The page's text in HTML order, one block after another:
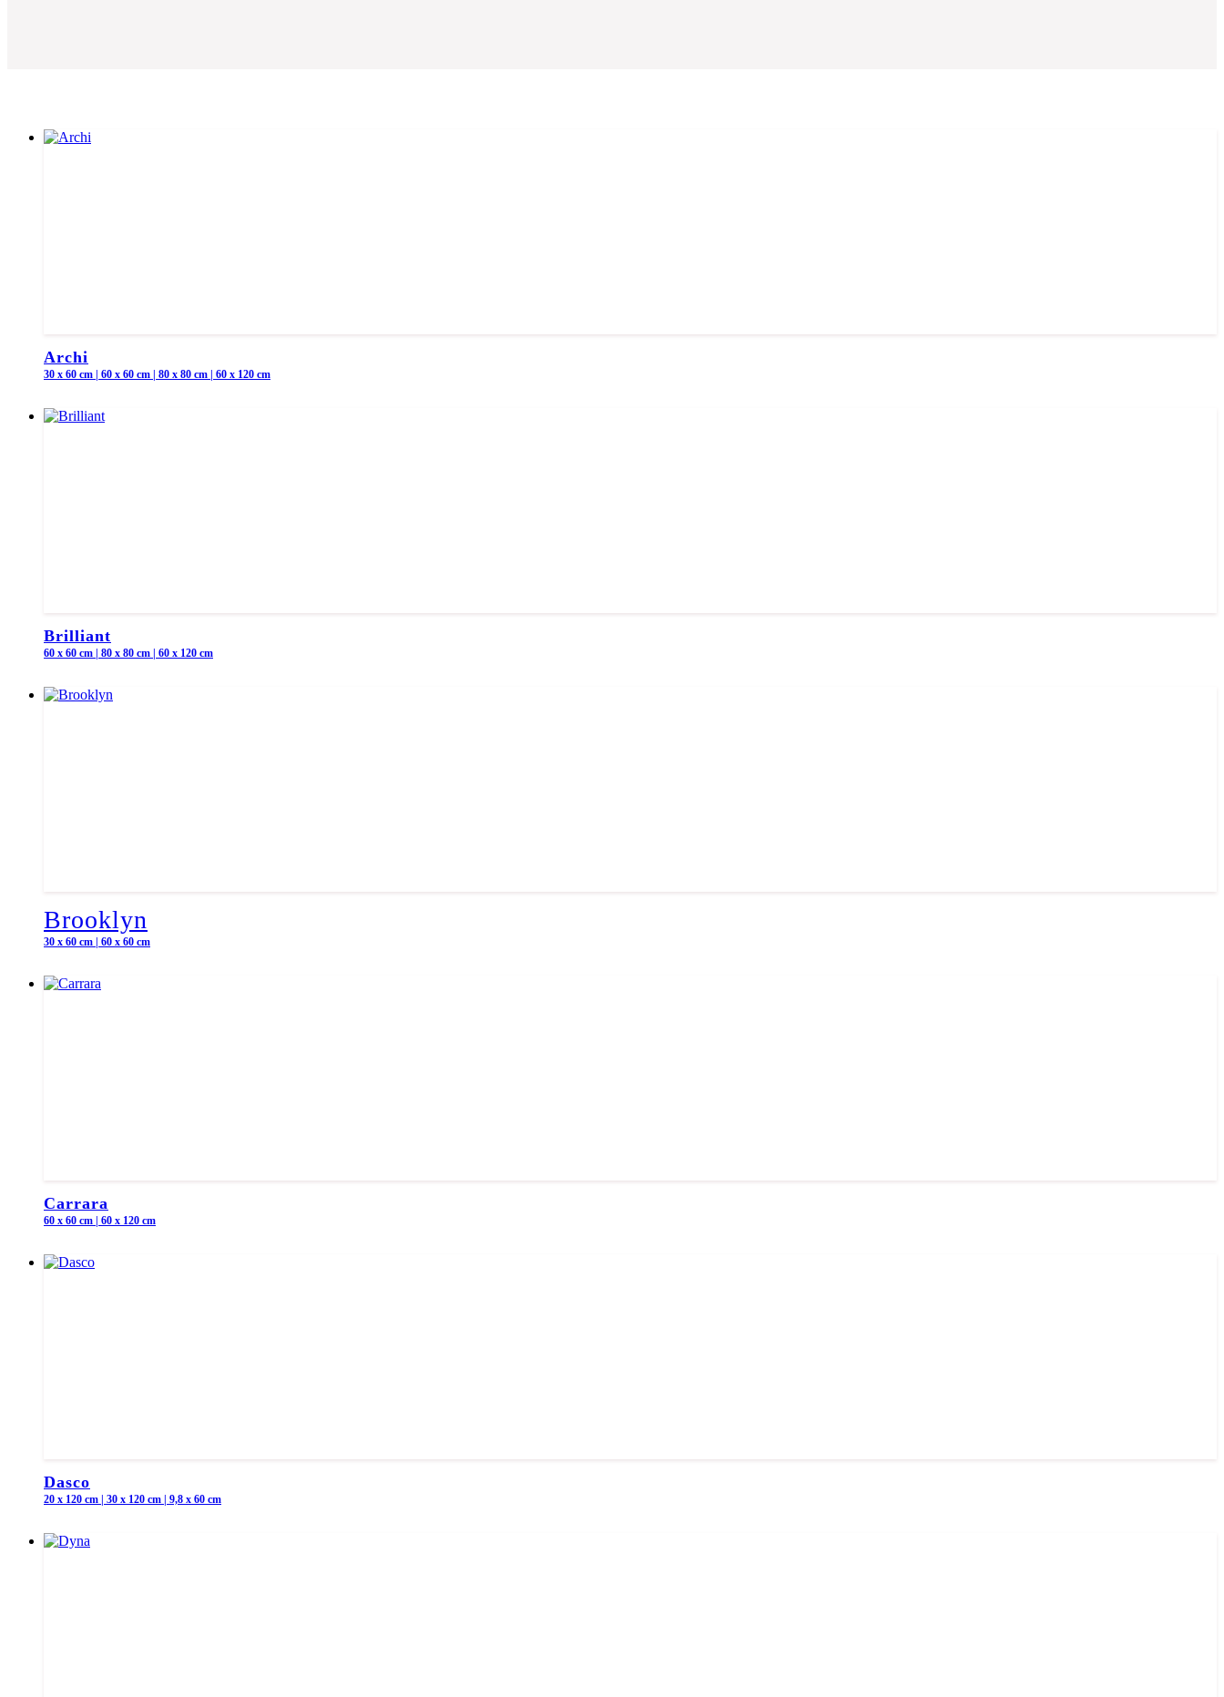
Archi
30 x 60 cm | 60 x 60 cm | 80 x 80 cm | 60 x 120 cm
Brilliant
60 x 60 cm | 80 x 80 cm | 60 x 120 cm
Brooklyn
30 x 60 cm | 60 x 60 cm
Carrara
60 x 60 cm | 60 x 120 cm
Dasco
20 x 120 cm | 30 x 120 cm | 9,8 x 60 cm